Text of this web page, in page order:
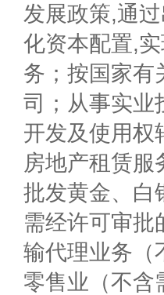
发展政策,通
化资本配置,
务；按国家有
司；从事实业
开发及使用权
房地产租赁服
批发黄金、白
需经许可审批
输代理业务（
零售业（不含